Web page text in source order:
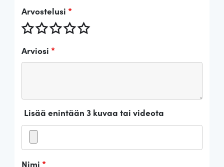
Arvostelusi *
Arviosi *
Lisää enintään 3 kuvaa tai videota
Nimi *